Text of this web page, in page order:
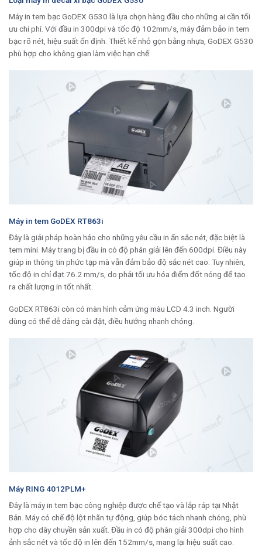
Máy in tem bạc GoDEX G530 là lựa chọn hàng đầu cho những ai cần tối
ưu chi phí. Với đầu in 300dpi và tốc độ 102mm/s, máy đảm bảo in tem
bạc rõ nét, hiệu suất ổn định. Thiết kế nhỏ gọn bằng nhựa, GoDEX G530
phù hợp cho không gian làm việc hạn chế.
Máy in tem GoDEX RT863i
Đây là giải pháp hoàn hảo cho những yêu cầu in ấn sắc nét, đặc biệt là
tem mini. Máy trang bị đầu in có độ phân giải lên đến 600dpi. Điều này
giúp in thông tin phức tạp mà vẫn đảm bảo độ sắc nét cao. Tuy nhiên,
tốc độ in chỉ đạt 76.2 mm/s, do phải tối ưu hóa điểm đốt nóng để tạo
ra chất lượng in tốt nhất.
GoDEX RT863i còn có màn hình cảm ứng màu LCD 4.3 inch. Người
dùng có thể dễ dàng cài đặt, điều hướng nhanh chóng.
Máy RING 4012PLM+
Đây là máy in tem bạc công nghiệp được chế tạo và lắp ráp tại Nhật
Bản. Máy có chế độ lột nhãn tự động, giúp bóc tách nhanh chóng, phù
hợp cho dây chuyền sản xuất. Đầu in có độ phân giải 300dpi cho hình
ảnh sắc nét và tốc độ in lên đến 152mm/s, mang lại hiệu suất cao.